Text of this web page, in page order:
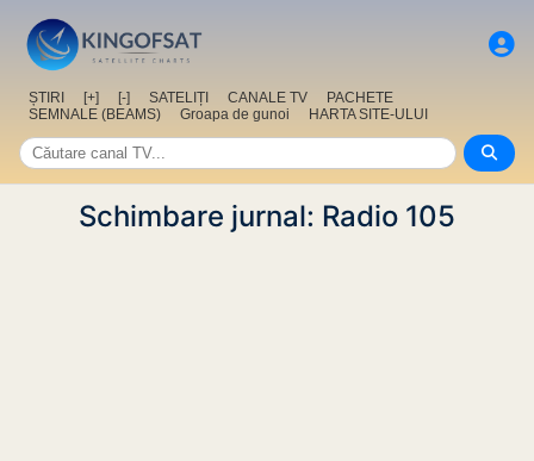
ȘTIRI [+] [-] SATELIȚI CANALE TV
PACHETE
SEMNALE (BEAMS)
Groapa de gunoi HARTA SITE-ULUI
Schimbare jurnal: Radio 105